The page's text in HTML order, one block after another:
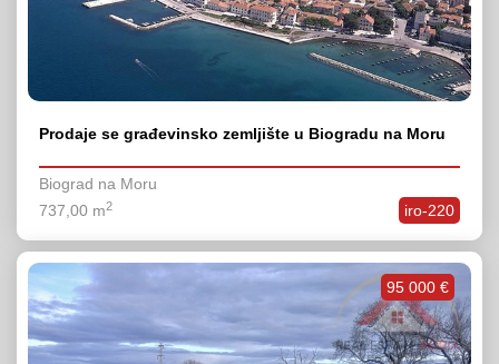
Prodaje se građevinsko zemljište u Biogradu na Moru
Biograd na Moru
iro-220
737,00 m2
95 000 €